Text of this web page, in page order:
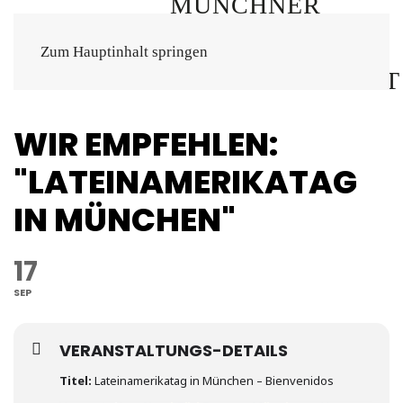
Zum Hauptinhalt springen
WIR EMPFEHLEN:
"LATEINAMERIKATAG
IN MÜNCHEN"
17
SEP
VERANSTALTUNGS-DETAILS
Titel: Lateinamerikatag in München – Bienvenidos